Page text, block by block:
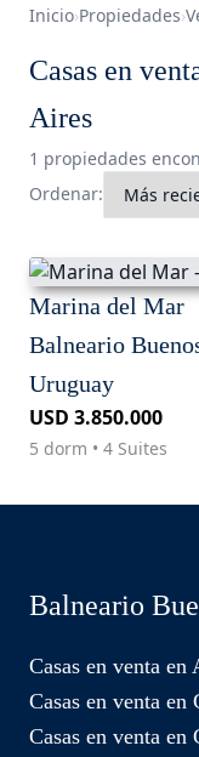
Inicio›Propiedades›
Casas en
Aires
1 propiedades
Ordenar:
Marina del Mar
Balneario
Uruguay
USD 3.850.000
5 dorm • 4 Suites
Balneario
Casas en venta en
Casas en venta en
Casas en venta en